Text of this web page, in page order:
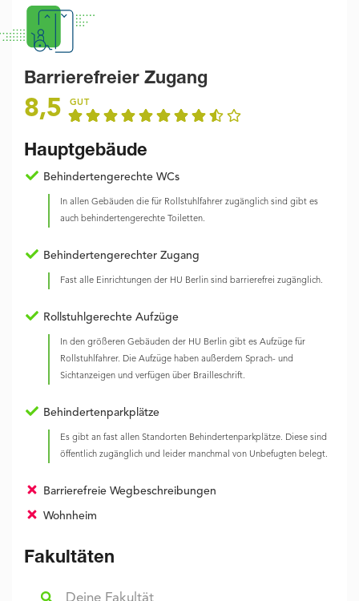
Barrierefreier Zugang
8,5 GUT
Hauptgebäude
Behindertengerechte WCs
In allen Gebäuden die für Rollstuhlfahrer zugänglich sind gibt es
auch behindertengerechte Toiletten.
Behindertengerechter Zugang
Fast alle Einrichtungen der HU Berlin sind barrierefrei zugänglich.
Rollstuhlgerechte Aufzüge
In den größeren Gebäuden der HU Berlin gibt es Aufzüge für
Rollstuhlfahrer. Die Aufzüge haben außerdem Sprach- und
Sichtanzeigen und verfügen über Brailleschrift.
Behindertenparkplätze
Es gibt an fast allen Standorten Behindertenparkplätze. Diese sind
öffentlich zugänglich und leider manchmal von Unbefugten belegt.
Barrierefreie Wegbeschreibungen
Wohnheim
Fakultäten